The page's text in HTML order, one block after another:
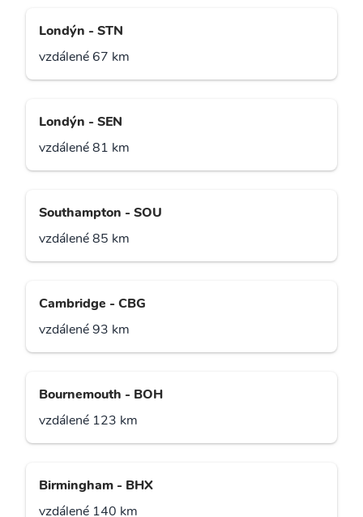
Londýn - STN
vzdálené 67 km
Londýn - SEN
vzdálené 81 km
Southampton - SOU
vzdálené 85 km
Cambridge - CBG
vzdálené 93 km
Bournemouth - BOH
vzdálené 123 km
Birmingham - BHX
vzdálené 140 km